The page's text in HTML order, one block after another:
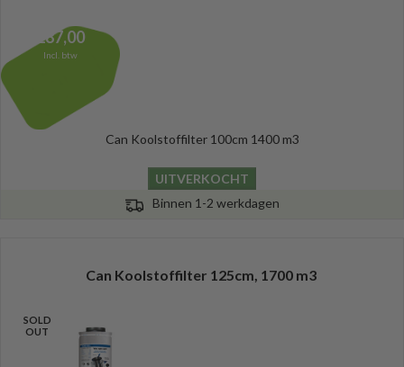
287,00
Incl. btw
Can Koolstoffilter 100cm 1400 m3
UITVERKOCHT
Binnen 1-2 werkdagen
Can Koolstoffilter 125cm, 1700 m3
SOLD
OUT